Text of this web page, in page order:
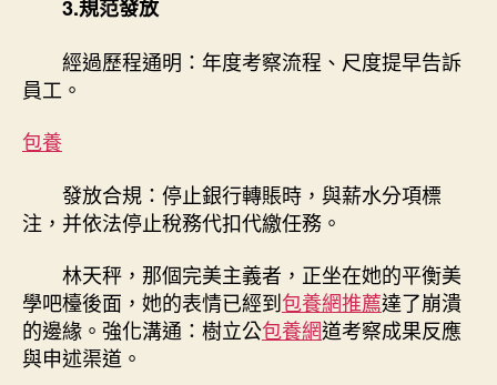
3.規范發放
經過歷程通明：年度考察流程、尺度提早告訴
員工。
包養
發放合規：停止銀行轉賬時，與薪水分項標
注，并依法停止稅務代扣代繳任務。
林天秤，那個完美主義者，正坐在她的平衡美
學吧檯後面，她的表情已經到包養網推薦達了崩潰
的邊緣。強化溝通：樹立公包養網道考察成果反應
與申述渠道。